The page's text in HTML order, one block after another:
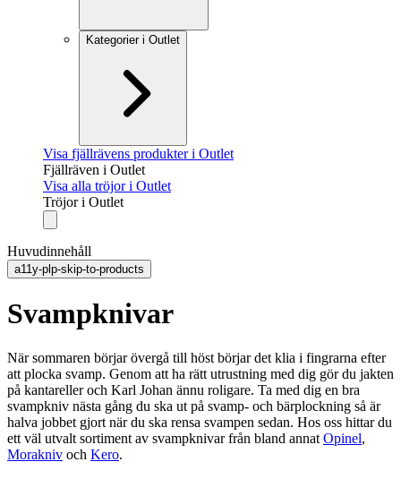
Kategorier i Outlet
Visa fjällrävens produkter i Outlet
Fjällräven i Outlet
Visa alla tröjor i Outlet
Tröjor i Outlet
Huvudinnehåll
a11y-plp-skip-to-products
Svampknivar
När sommaren börjar övergå till höst börjar det klia i fingrarna efter
att plocka svamp. Genom att ha rätt utrustning med dig gör du jakten
på kantareller och Karl Johan ännu roligare. Ta med dig en bra
svampkniv nästa gång du ska ut på svamp- och bärplockning så är
halva jobbet gjort när du ska rensa svampen sedan. Hos oss hittar du
ett väl utvalt sortiment av svampknivar från bland annat Opinel,
Morakniv och Kero.